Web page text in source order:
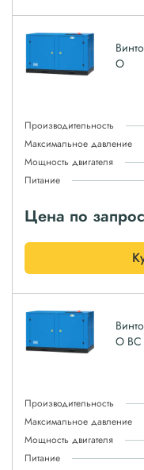
О
Производительность
Максимальное давление
Мощность двигателя
Питание
Цена по
О ВС
Производительность
Максимальное давление
Мощность двигателя
Питание